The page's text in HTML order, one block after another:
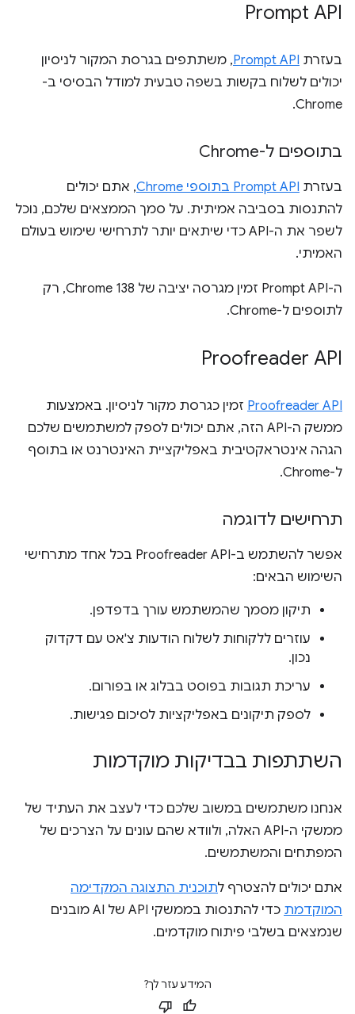
Prompt API
בעזרת Prompt API, משתתפים בגרסת המקור לניסיון
יכולים לשלוח בקשות בשפה טבעית למודל הבסיסי ב-
Chrome.
בתוספים ל-Chrome
בעזרת Prompt API בתוספי Chrome
, אתם יכולים
להתנסות בסביבה אמיתית. על סמך הממצאים שלכם, נוכל
לשפר את ה-API כדי שיתאים יותר לתרחישי שימוש בעולם
האמיתי.
ה-Prompt API זמין מגרסה יציבה של Chrome 138, רק
לתוספים ל-Chrome.
Proofreader API
Proofreader API זמין כגרסת מקור לניסיון. באמצעות
ממשק ה-API הזה, אתם יכולים לספק למשתמשים שלכם
הגהה אינטראקטיבית באפליקציית האינטרנט או בתוסף
ל-Chrome.
תרחישים לדוגמה
אפשר להשתמש ב-Proofreader API בכל אחד מתרחישי
השימוש הבאים:
תיקון מסמך שהמשתמש עורך בדפדפן.
עוזרים ללקוחות לשלוח הודעות צ'אט עם דקדוק
נכון.
עריכת תגובות בפוסט בבלוג או בפורום.
לספק תיקונים באפליקציות לסיכום פגישות.
השתתפות בבדיקות מוקדמות
אנחנו משתמשים במשוב שלכם כדי לעצב את העתיד של
ממשקי ה-API האלה, ולוודא שהם עונים על הצרכים של
המפתחים והמשתמשים.
אתם יכולים להצטרף לתוכנית התצוגה המקדימה
המוקדמת
כדי להתנסות בממשקי API של AI מובנים
שנמצאים בשלבי פיתוח מוקדמים.
המידע עזר לך?